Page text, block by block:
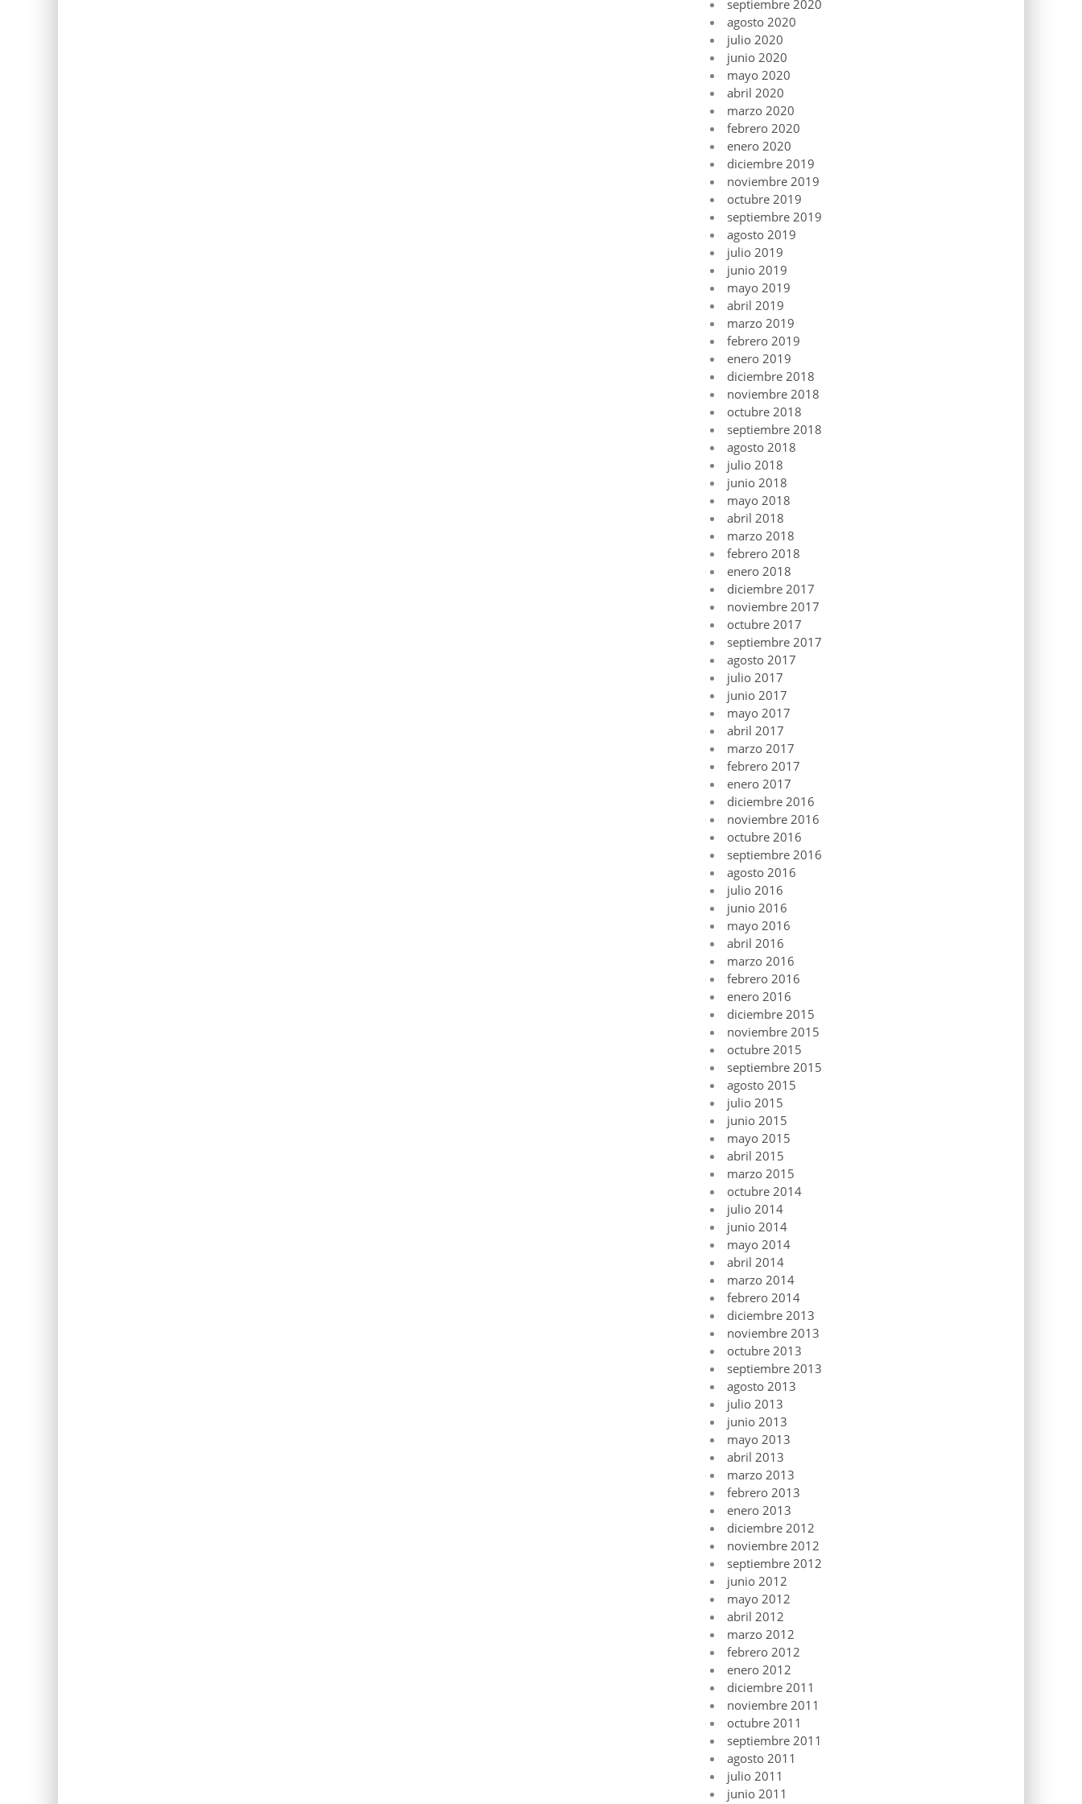
septiembre 2020
agosto 2020
julio 2020
junio 2020
mayo 2020
abril 2020
marzo 2020
febrero 2020
enero 2020
diciembre 2019
noviembre 2019
octubre 2019
septiembre 2019
agosto 2019
julio 2019
junio 2019
mayo 2019
abril 2019
marzo 2019
febrero 2019
enero 2019
diciembre 2018
noviembre 2018
octubre 2018
septiembre 2018
agosto 2018
julio 2018
junio 2018
mayo 2018
abril 2018
marzo 2018
febrero 2018
enero 2018
diciembre 2017
noviembre 2017
octubre 2017
septiembre 2017
agosto 2017
julio 2017
junio 2017
mayo 2017
abril 2017
marzo 2017
febrero 2017
enero 2017
diciembre 2016
noviembre 2016
octubre 2016
septiembre 2016
agosto 2016
julio 2016
junio 2016
mayo 2016
abril 2016
marzo 2016
febrero 2016
enero 2016
diciembre 2015
noviembre 2015
octubre 2015
septiembre 2015
agosto 2015
julio 2015
junio 2015
mayo 2015
abril 2015
marzo 2015
octubre 2014
julio 2014
junio 2014
mayo 2014
abril 2014
marzo 2014
febrero 2014
diciembre 2013
noviembre 2013
octubre 2013
septiembre 2013
agosto 2013
julio 2013
junio 2013
mayo 2013
abril 2013
marzo 2013
febrero 2013
enero 2013
diciembre 2012
noviembre 2012
septiembre 2012
junio 2012
mayo 2012
abril 2012
marzo 2012
febrero 2012
enero 2012
diciembre 2011
noviembre 2011
octubre 2011
septiembre 2011
agosto 2011
julio 2011
junio 2011